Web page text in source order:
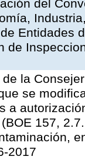
del
Entidades
de
la
se
a
157,
2017